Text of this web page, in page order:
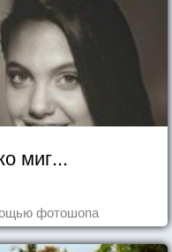
миг...
фотошопа